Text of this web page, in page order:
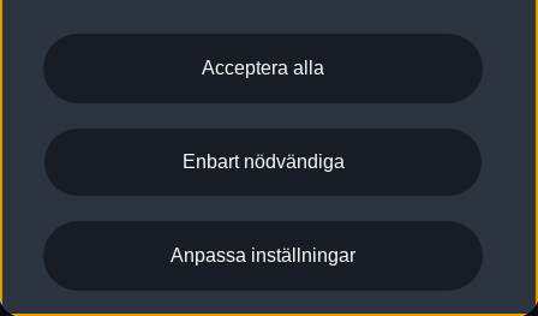
2G/3G nätet stängs ned - Hur påverkas min bil av detta?
Nyhetsbrev
Vårt hållbarhetsarbete
Lediga tjänster huvudkontor
Lediga tjänster hos Audi Återförsäljare
Kommentar till mediauppgifter om dataläcka
Anpassa inställningar för cookies
Visselblåsarkanaler
Acceptera alla
Enbart nödvändiga
Anpassa inställningar